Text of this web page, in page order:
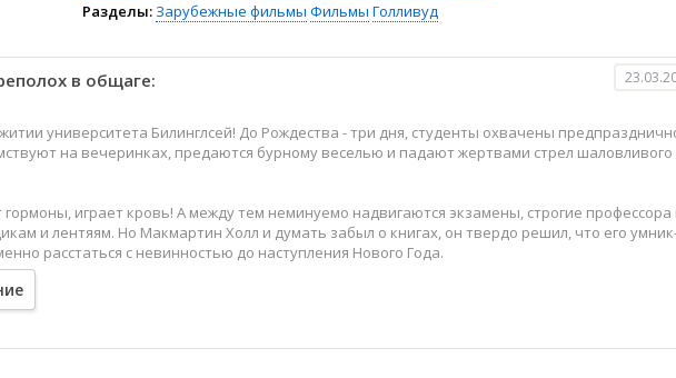
Разделы: Зарубежные фильмы Фильмы Голливуд
в общаге:
университета Билинглсей! До Рождества - три дня, студенты охвачены
на вечеринках, предаются бурному веселью и падают жертвами стрел шаловливого
гормоны, играет кровь! А между тем неминуемо надвигаются экзамены, строгие профессора
и лентяям. Но Макмартин Холл и думать забыл о книгах, он твердо решил, что его
расстаться с невинностью до наступления Нового Года.
замысла он оплатил услуги профессионалки экстра-класса, знойной красотки Доминик.
но идеальный план неожиданно дает сбой: в это же время в университет по программе